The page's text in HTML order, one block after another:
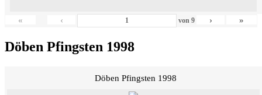
« ‹ von9 › »
Döben Pfingsten 1998
Döben Pfingsten 1998